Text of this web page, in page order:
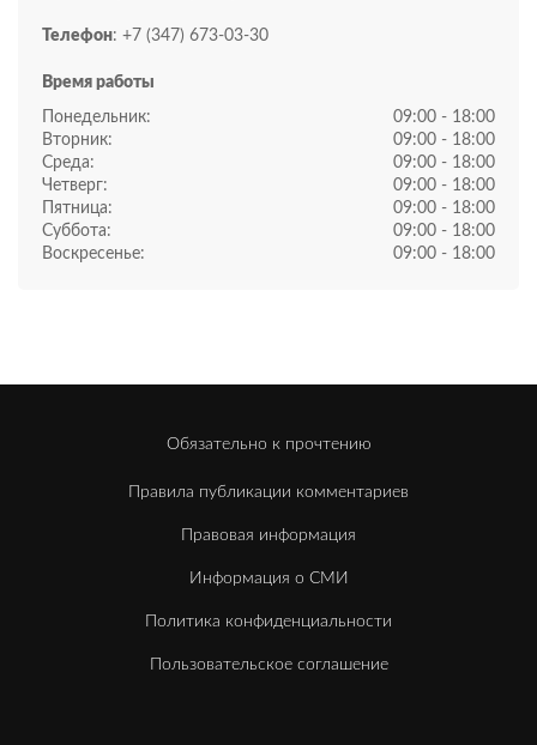
Телефон: +7 (347) 673-03-30
Время работы
Понедельник:
09:00 - 18:00
Вторник:
09:00 - 18:00
Среда:
09:00 - 18:00
Четверг:
09:00 - 18:00
Пятница:
09:00 - 18:00
Суббота:
09:00 - 18:00
Воскресенье:
09:00 - 18:00
Обязательно к прочтению
Правила публикации комментариев
Правовая информация
Информация о СМИ
Политика конфиденциальности
Пользовательское соглашение